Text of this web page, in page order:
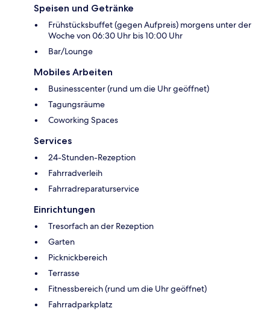
Speisen und Getränke
Frühstücksbuffet (gegen Aufpreis) morgens unter der
Woche von 06:30 Uhr bis 10:00 Uhr
Bar/Lounge
Mobiles Arbeiten
Businesscenter (rund um die Uhr geöffnet)
Tagungsräume
Coworking Spaces
Services
24-Stunden-Rezeption
Fahrradverleih
Fahrradreparaturservice
Einrichtungen
Tresorfach an der Rezeption
Garten
Picknickbereich
Terrasse
Fitnessbereich (rund um die Uhr geöffnet)
Fahrradparkplatz